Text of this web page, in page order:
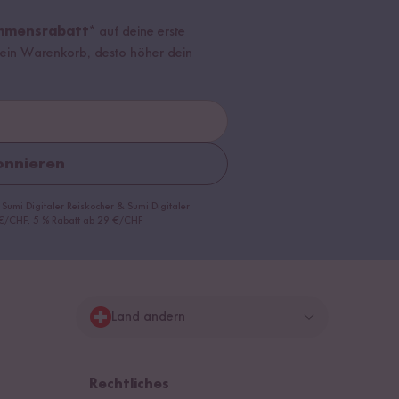
auf deine erste
Warenkorb, desto höher dein
Digitaler Reiskocher & Sumi Digitaler
CHF, 5 % Rabatt ab 29 €/CHF
Land ändern
Rechtliches